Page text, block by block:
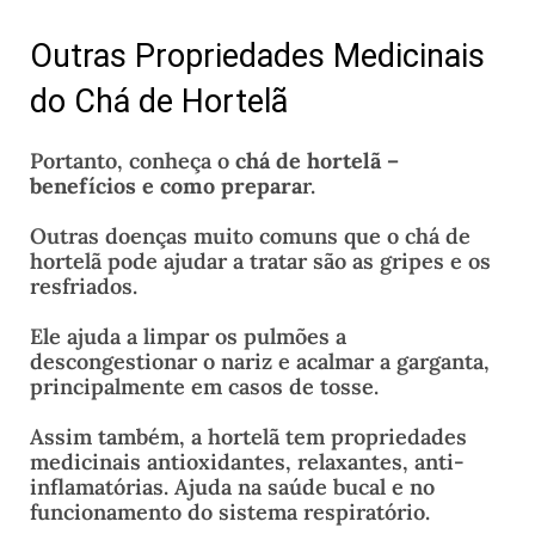
Outras Propriedades Medicinais
do Chá de Hortelã
Portanto, conheça o chá de hortelã –
benefícios e como preparar.
Outras doenças muito comuns que o chá de
hortelã pode ajudar a tratar são as gripes e os
resfriados.
Ele ajuda a limpar os pulmões a
descongestionar o nariz e acalmar a garganta,
principalmente em casos de tosse.
Assim também, a hortelã tem propriedades
medicinais antioxidantes, relaxantes, anti-
inflamatórias. Ajuda na saúde bucal e no
funcionamento do sistema respiratório.